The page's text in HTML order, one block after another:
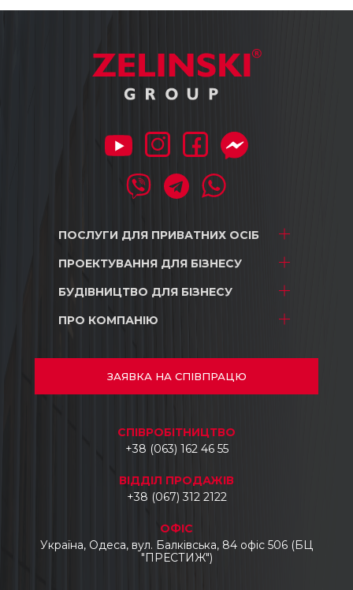
ПОСЛУГИ ДЛЯ ПРИВАТНИХ ОСІБ
Проектування
Дизайн
ПРОЕКТУВАННЯ ДЛЯ БІЗНЕСУ
ТРЦ і магазини
Складські комплекси
Автосалони
БУДІВНИЦТВО ДЛЯ БІЗНЕСУ
ТРЦ і магазини
Укладання тротуарної плитки, бордюрів
та водостоків
Промисловий демонтаж
Промислові топпінгові підлоги
металоконструкцій
ПРО КОМПАНІЮ
Проекти
Документи
ЗАЯВКА НА СПІВПРАЦЮ
CПІВРОБІТНИЦТВО
+38 (063) 162 46 55
ВІДДІЛ ПРОДАЖІВ
+38 (067) 312 2122
ОФІС
Україна, Одеса, вул. Балківська, 84 офіс 506 (БЦ
"ПРЕСТИЖ")